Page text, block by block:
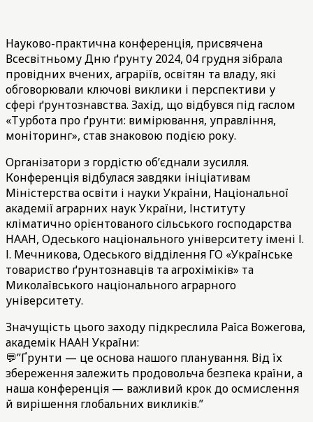
Науково-практична конференція, присвячена
Всесвітньому Дню ґрунту 2024, 04 грудня зібрала
провідних вчених, аграріїв, освітян та владу, які
обговорювали ключові виклики і перспективи у
сфері ґрунтознавства. Захід, що відбувся під гаслом
«Турбота про ґрунти: вимірювання, управління,
моніторинг», став знаковою подією року.
Організатори з гордістю об’єднали зусилля.
Конференція відбулася завдяки ініціативам
Міністерства освіти і науки України, Національної
академії аграрних наук України, Інституту
кліматично орієнтованого сільського господарства
НААН, Одеського національного університету імені І.
І. Мечникова, Одеського відділення ГО «Українське
товариство ґрунтознавців та агрохіміків» та
Миколаївського національного аграрного
університету.
Значущість цього заходу підкреслила Раїса Вожегова,
академік НААН України:
💬”Ґрунти — це основа нашого планування. Від їх
збереження залежить продовольча безпека країни, а
наша конференція — важливий крок до осмислення
й вирішення глобальних викликів.”